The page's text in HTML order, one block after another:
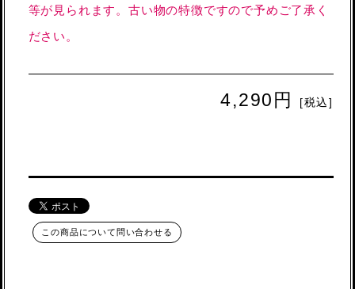
等が見られます。古い物の特徴ですので予めご了承く
ださい。
4,290円 [税込]
この商品について問い合わせる